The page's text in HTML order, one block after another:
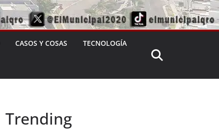
CASOS Y COSAS TECNOLOGÍA
Trending